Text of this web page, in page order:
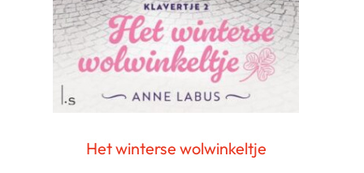
Het winterse wolwinkeltje